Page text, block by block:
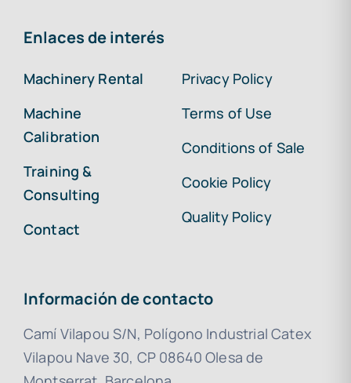
Enlaces de interés
Machinery Rental
Machine
Calibration
Training &
Consulting
Contact
Privacy Policy
Terms of Use
Conditions of Sale
Cookie Policy
Quality Policy
Información de contacto
Camí Vilapou S/N, Polígono Industrial Catex
Vilapou Nave 30, CP 08640 Olesa de